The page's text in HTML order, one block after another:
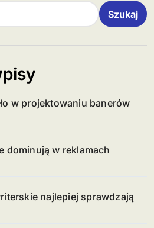
Szukaj
w projektowaniu banerów
dominują w reklamach
najlepiej sprawdzają